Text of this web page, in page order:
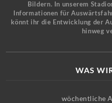
Bildern. In unserem
Informationen für
könnt ihr die Entwicklung der
hinweg
WAS
wöchentliche